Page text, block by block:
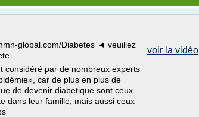
voir la vidéo
global.com/Diabetes ◄ veuillez
considéré par de nombreux experts
car de plus en plus de
de devenir diabetique sont ceux
dans leur famille, mais aussi ceux